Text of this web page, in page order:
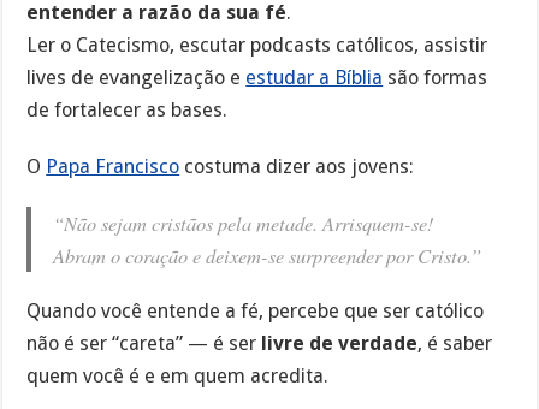
entender a razão da sua fé.
Ler o Catecismo, escutar podcasts católicos, assistir
lives de evangelização e estudar a Bíblia são formas
de fortalecer as bases.
O Papa Francisco costuma dizer aos jovens:
“Não sejam cristãos pela metade. Arrisquem-se!
Abram o coração e deixem-se surpreender por Cristo.”
Quando você entende a fé, percebe que ser católico
não é ser “careta” — é ser livre de verdade, é saber
quem você é e em quem acredita.